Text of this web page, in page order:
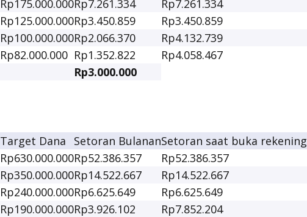
Rp175.000.000Rp7.261.334 Rp7.261.334
Rp125.000.000Rp3.450.859 Rp3.450.859
Rp100.000.000Rp2.066.370 Rp4.132.739
Rp82.000.000 Rp1.352.822 Rp4.058.467
Rp3.000.000
Target Dana Setoran BulananSetoran saat buka rekening
Rp630.000.000Rp52.386.357 Rp52.386.357
Rp350.000.000Rp14.522.667 Rp14.522.667
Rp240.000.000Rp6.625.649 Rp6.625.649
Rp190.000.000Rp3.926.102 Rp7.852.204